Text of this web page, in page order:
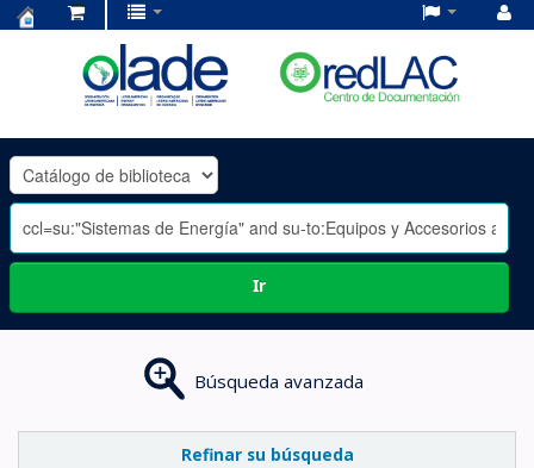
OLADE
-
Ir
Búsqueda avanzada
Refinar su búsqueda